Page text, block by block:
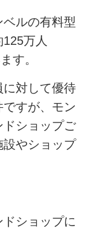
ルの有料型
万人
す。
に対して優待
すが、モン
ショップご
設やショップ
ショップに